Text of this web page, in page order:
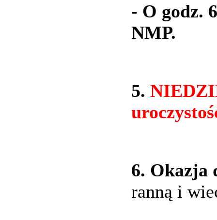
- O godz.
NMP.
5.
6. Okazja
ranną i